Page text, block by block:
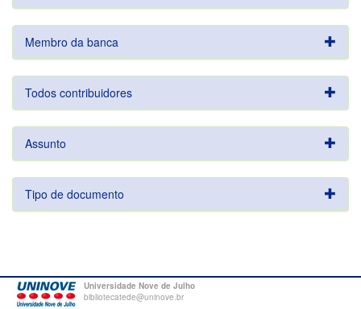
Membro da banca
Todos contribuidores
Assunto
Tipo de documento
Universidade Nove de Julho
bibliotecatede@uninove.br